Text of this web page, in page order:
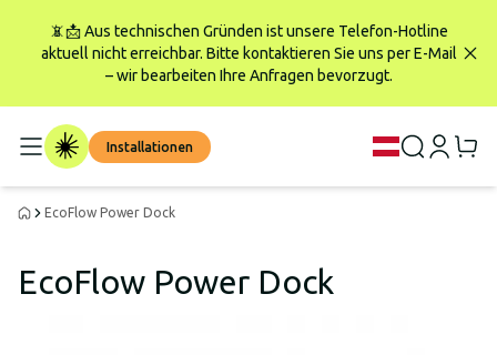
📵📩 Aus technischen Gründen ist unsere Telefon-Hotline
aktuell nicht erreichbar. Bitte kontaktieren Sie uns per E-Mail
– wir bearbeiten Ihre Anfragen bevorzugt.
Installationen
EcoFlow Power Dock
EcoFlow Power Dock